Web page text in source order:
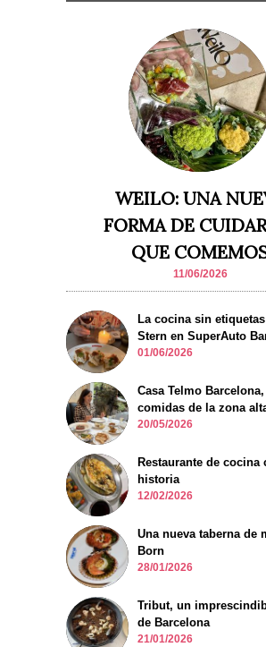
WEILO: UNA
FORMA DE
QUE
11/06/2026
La cocina sin
Stern en SuperAuto
01/06/2026
Casa Telmo
comidas de la zona
20/05/2026
Restaurante de cocina
historia
12/02/2026
Una nueva taberna de
Born
28/01/2026
Tribut, un
de Barcelona
21/01/2026